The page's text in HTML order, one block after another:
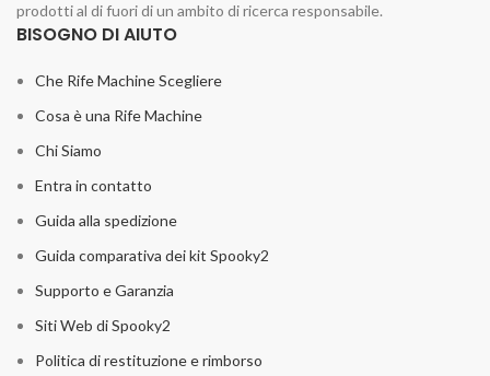
prodotti al di fuori di un ambito di ricerca responsabile.
BISOGNO DI AIUTO
Che Rife Machine Scegliere
Cosa è una Rife Machine
Chi Siamo
Entra in contatto
Guida alla spedizione
Guida comparativa dei kit Spooky2
Supporto e Garanzia
Siti Web di Spooky2
Politica di restituzione e rimborso